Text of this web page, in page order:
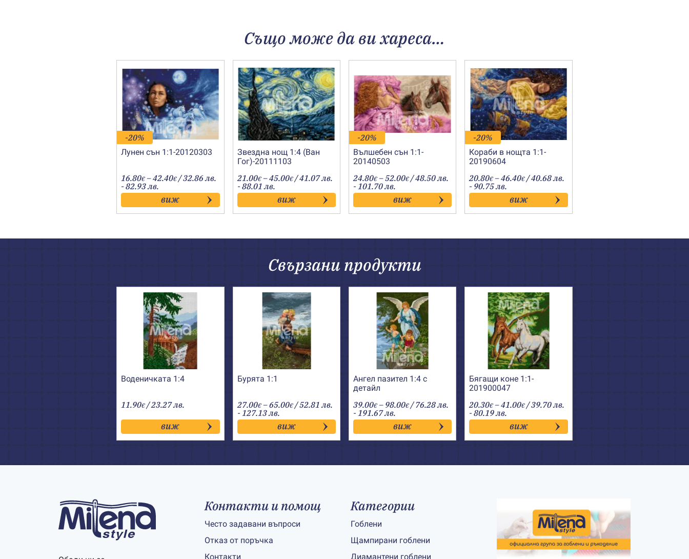
Също може да ви хареса…
-20%
Лунен сън 1:1-20120303
16.80€ –42.40€Price
range:
16.80€
through
42.40€
/ 32.86 лв.
- 82.93 лв.
виж
Звездна нощ 1:4 (Ван
Гог)-20111103
21.00€ –45.00€Price
range:
21.00€
through
45.00€
/ 41.07 лв.
- 88.01 лв.
виж
-20%
Вълшебен сън 1:1-
20140503
24.80€ –52.00€Price
range:
24.80€
through
52.00€
/ 48.50 лв.
- 101.70 лв.
виж
-20%
Кораби в нощта 1:1-
20190604
20.80€ –46.40€Price
range:
20.80€
through
46.40€
/ 40.68 лв.
- 90.75 лв.
виж
Свързани продукти
Воденичката 1:4
11.90€ / 23.27 лв.
виж
Бурята 1:1
27.00€ –65.00€Price
range:
27.00€
through
65.00€
/ 52.81 лв.
- 127.13 лв.
виж
Ангел пазител 1:4 с
детайл
39.00€ – 98.00€Price
range:
39.00€
through
98.00€
/ 76.28 лв.
- 191.67 лв.
виж
Бягащи коне 1:1-
201900047
20.30€ –41.00€Price
range:
20.30€
through
41.00€
/ 39.70 лв.
- 80.19 лв.
виж
Контакти и помощ
Често задавани въпроси
Отказ от поръчка
Контакти
Категории
Гоблени
Щампирани гоблени
Диамантени гоблени